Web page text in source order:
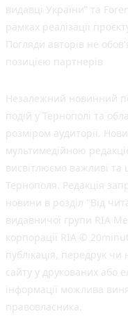
видавці України” та
рамках реалізації
Погляди авторів не
позицією партнерів
Незалежний новинний
подій у Тернополі та
розміром аудиторії.
мультимедійною
висвітлюємо важливі та
Тернополя. Редакція
новини в розділ "Від
видавничої групи RIA
корпорації RIA ©
публiкацiя, передрук чи
сайту у друкованих або
інформації можлива
правовласника.